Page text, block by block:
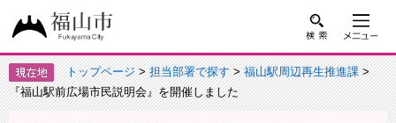
トップページ>担当部署で探す>福山駅周辺再生推進課>
『福山駅前広場市民説明会』を開催しました